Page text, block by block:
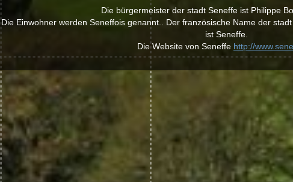
Die bürgermeister der stadt Seneffe ist Philippe
Die Einwohner werden Seneffois genannt.. Der französische Name der
ist Seneffe.
Die Website von Seneffe http://